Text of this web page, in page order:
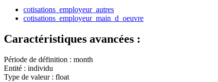
cotisations_employeur_autres
cotisations_employeur_main_d_oeuvre
Caractéristiques avancées :
Période de définition : month
Entité : individu
Type de valeur : float